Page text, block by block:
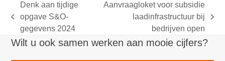
previous
post:
Denk aan tijdige
opgave S&O-
gegevens 2024
Aanvraagloket voor subsidie
laadinfrastructuur bij
bedrijven open
Wilt u ook samen werken aan mooie cijfers?